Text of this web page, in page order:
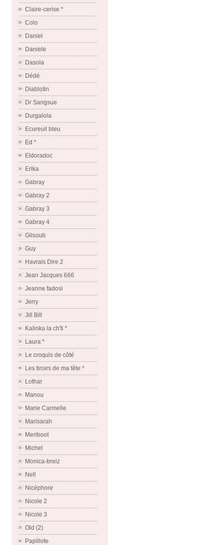
Claire-cerise *
Colo
Daniel
Daniele
Dasola
Dédé
Diablotin
Dr Sangsue
Durgalola
Ecureuil bleu
Ed *
Eldoradoc
Erika
Gabray
Gabray 2
Gabray 3
Gabray 4
Gilsoub
Guy
Havrais Dire 2
Jean Jacques 666
Jeanne fadosi
Jerry
Jill Bill
Kalinka la ch'ti *
Laura *
Le croquis de côté
Les tiroirs de ma tête *
Lothar
Manou
Marie Carmelle
Marisarah
Meriboot
Michel
Monica-breiz
Nell
Nicéphore
Nicole 2
Nicole 3
Old (2)
Papillote